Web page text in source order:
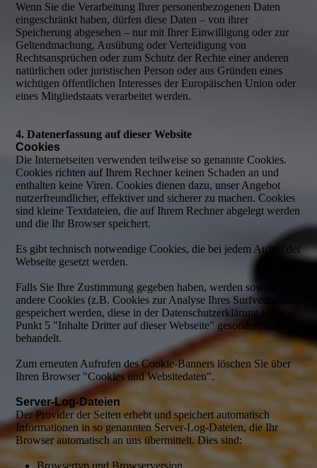
Wenn Sie die Verarbeitung Ihrer personenbezogenen Daten
eingeschränkt haben, dürfen diese Daten – von ihrer
Speicherung abgesehen – nur mit Ihrer Einwilligung oder zur
Geltendmachung, Ausübung oder Verteidigung von
Rechtsansprüchen oder zum Schutz der Rechte einer anderen
natürlichen oder juristischen Person oder aus Gründen eines
wichtigen öffentlichen Interesses der Europäischen Union oder
eines Mitgliedstaats verarbeitet werden.
4. Datenerfassung auf dieser Website
Cookies
Die Internetseiten verwenden teilweise so genannte Cookies.
Cookies richten auf Ihrem Rechner keinen Schaden an und
enthalten keine Viren. Cookies dienen dazu, unser Angebot
nutzerfreundlicher, effektiver und sicherer zu machen. Cookies
sind kleine Textdateien, die auf Ihrem Rechner abgelegt werden
und die Ihr Browser speichert.
Es gibt technisch notwendige Cookies, die bei jedem Aufruf der
Webseite gesetzt werden.
Falls Sie Ihre Zustimmung gegeben haben, werden soweit
andere Cookies (z.B. Cookies zur Analyse Ihres Surfverhaltens)
gespeichert werden, diese in der Datenschutzerklärung unter
Punkt 5 "Inhalte Dritter auf dieser Webseite" gesondert
behandelt.
Zum erneuten Aufrufen des Cookie-Banners löschen Sie über
Ihren Browser "Cookies und Websitedaten".
Server-Log-Dateien
Der Provider der Seiten erhebt und speichert automatisch
Informationen in so genannten Server-Log-Dateien, die Ihr
Browser automatisch an uns übermittelt. Dies sind:
Browsertyp und Browserversion